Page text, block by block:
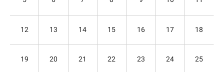
12 13 14 15 16 17 18
19 20 21 22 23 24 25